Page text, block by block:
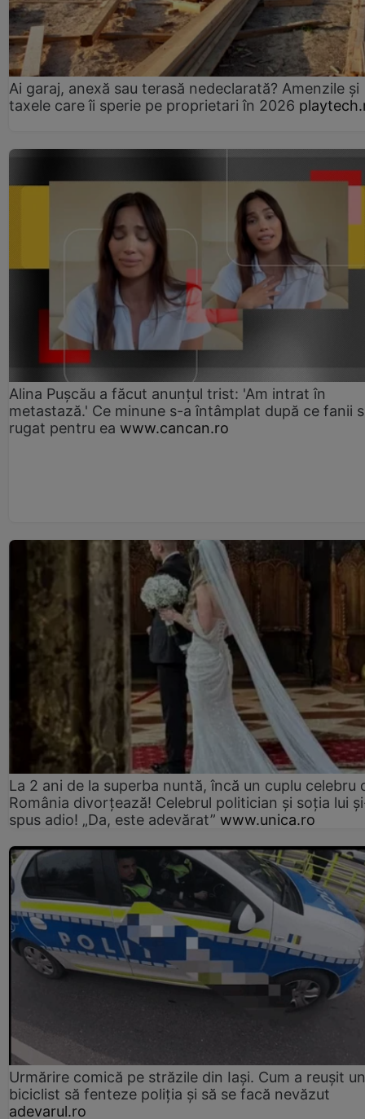
Ai garaj, anexă sau terasă nedeclarată? Amenzile și
taxele care îi sperie pe proprietari în 2026
Alina Pușcău a făcut anunțul trist: 'Am intrat în
metastază.' Ce minune s-a întâmplat după ce fanii
rugat pentru ea www.cancan.ro
La 2 ani de la superba nuntă, încă un cuplu celebru
România divorțează! Celebrul politician și soția lui
spus adio! „Da, este adevărat” www.unica.ro
Urmărire comică pe străzile din Iași. Cum a reușit un
biciclist să fenteze poliția și să se facă nevăzut
adevarul.ro